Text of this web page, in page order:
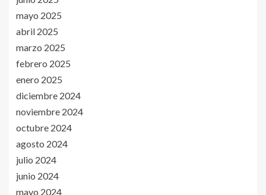
mayo 2025
abril 2025
marzo 2025
febrero 2025
enero 2025
diciembre 2024
noviembre 2024
octubre 2024
agosto 2024
julio 2024
junio 2024
mayo 2024